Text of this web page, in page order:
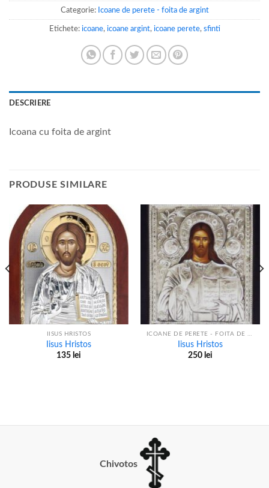
Categorie: Icoane de perete - foita de argint
Etichete: icoane, icoane argint, icoane perete, sfinti
DESCRIERE
Icoana cu foita de argint
PRODUSE SIMILARE
IISUS HRISTOS
Iisus Hristos
135 lei
ICOANE DE PERETE - FOITA DE ARGINT
Iisus Hristos
250 lei
Chivotos